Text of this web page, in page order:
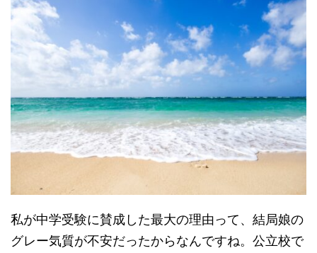
私が中学受験に賛成した最大の理由って、結局娘の
グレー気質が不安だったからなんですね。公立校で